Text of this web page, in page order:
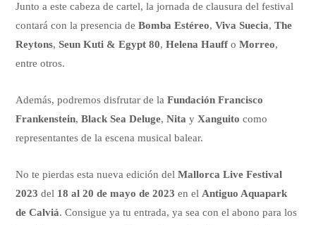
Junto a este cabeza de cartel, la jornada de clausura del festival
contará con la presencia deBomba Estéreo,Viva Suecia,The
Reytons,Seun Kuti & Egypt 80,Helena Hauff oMorreo,
entre otros.
Además, podremos disfrutar de laFundación Francisco
Frankenstein,Black Sea Deluge,NitayXanguito como
representantes de la escena musical balear.
No te pierdas esta nueva edición delMallorca Live Festival
2023 del 18 al 20 de mayo de 2023 en el Antiguo Aquapark
de Calviá. Consigue ya tu entrada, ya sea con el abono para los